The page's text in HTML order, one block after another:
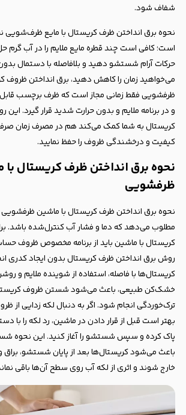
شفاف شود.
نحوه برق انداختن ظرف کریستال با مایع ظرف‌شویی
است؛ کافی است چند قطره مایع ملایم را در آب گرم
حرکات آرام شستشو دهید و بلافاصله با دستمال
می‌خواهید زمان را کاهش دهید، برق انداختن ظروف
ظرفشویی فقط زمانی مجاز است که ظرف برچسب
و در برنامه ملایم و بدون حرارت شدید قرار گیرد.
کریستال به شما کمک می‌کند هم در مصرف زمان
کیفیت و درخشندگی ظروف را حفظ نمایید.
نحوه برق انداختن ظرف کریستال
ظرفشویی
نحوه برق انداختن ظرف کریستال با ماشین ظرفشویی
مطلوب می‌دهد که دما و فشار آب کنترل‌شده باشد.
کریستال با ماشین باید از برنامه مخصوص ظروف
روش برق انداختن ظرف کریستال بدون ایجاد کدری
کریستال‌ها با فاصله، استفاده از شوینده ملایم و
خشک‌کن طبیعی، باعث می‌شود شستن ظروف
ترک‌خوردگی انجام شود. اگر به دنبال لکه زدایی از
بهتر است قبل از قرار دادن در ماشین، رد لکه را با
پاک کرده و سپس شستشو را آغاز کنید. این نحوه
باعث می‌شود کریستال‌ها بعد از پایان شستشو،
خارج شوند و اثری از لکه آب روی سطح آن‌ها باقی